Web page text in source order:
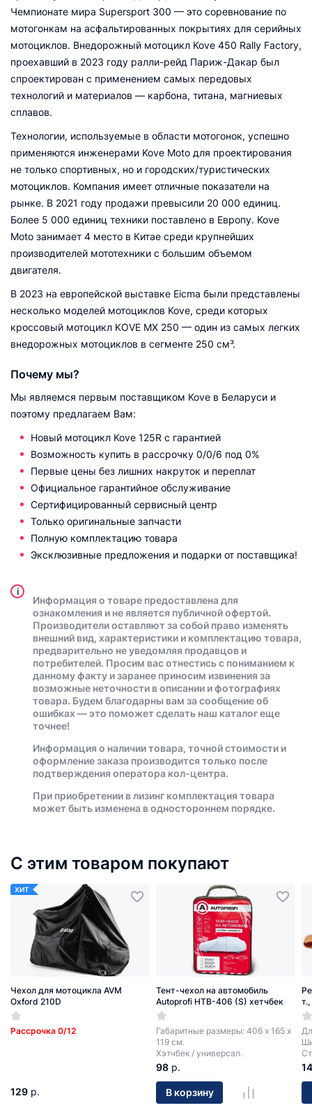
Чемпионате мира Supersport 300 — это соревнование по
мотогонкам на асфальтированных покрытиях для серийных
мотоциклов. Внедорожный мотоцикл Kove 450 Rally Factory,
проехавший в 2023 году ралли-рейд Париж-Дакар был
спроектирован с применением самых передовых
технологий и материалов — карбона, титана, магниевых
сплавов.
Технологии, используемые в области мотогонок, успешно
применяются инженерами Kove Moto для проектирования
не только спортивных, но и городских/туристических
мотоциклов. Компания имеет отличные показатели на
рынке. В 2021 году продажи превысили 20 000 единиц.
Более 5 000 единиц техники поставлено в Европу. Kove
Moto занимает 4 место в Китае среди крупнейших
производителей мототехники с большим объемом
двигателя.
В 2023 на европейской выставке Eicma были представлены
несколько моделей мотоциклов Kove, среди которых
кроссовый мотоцикл KOVE MX 250 — один из самых легких
внедорожных мотоциклов в сегменте 250 см³.
Почему мы?
Мы являемся первым поставщиком Kove в Беларуси и
поэтому предлагаем Вам:
Новый мотоцикл Kove 125R с гарантией
Возможность купить в рассрочку 0/0/6 под 0%
Первые цены без лишних накруток и переплат
Официальное гарантийное обслуживание
Сертифицированный сервисный центр
Только оригинальные запчасти
Полную комплектацию товара
Эксклюзивные предложения и подарки от поставщика!
i
Информация о товаре предоставлена для
ознакомления и не является публичной офертой.
Производители оставляют за собой право изменять
внешний вид, характеристики и комплектацию товара,
предварительно не уведомляя продавцов и
потребителей. Просим вас отнестись с пониманием к
данному факту и заранее приносим извинения за
возможные неточности в описании и фотографиях
товара. Будем благодарны вам за сообщение об
ошибках — это поможет сделать наш каталог еще
точнее!
Информация о наличии товара, точной стоимости и
оформление заказа производится только после
подтверждения оператора кол-центра.
При приобретении в лизинг комплектация товара
может быть изменена в одностороннем порядке.
С этим товаром покупают
ХИТ
Чехол для мотоцикла AVM
Oxford 210D
Рассрочка 0/12
129 р.
Тент-чехол на автомобиль
Autoprofi HTB-406 (S) хетчбек
Габаритные размеры: 406 х 165 х
119 см.
Хэтчбек / универсал.
98 р.
В корзину
14